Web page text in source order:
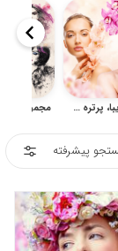
مجموعه عکس زن زیبا، پرتره چهره و آرایش زنانه با گل
پیشرفته